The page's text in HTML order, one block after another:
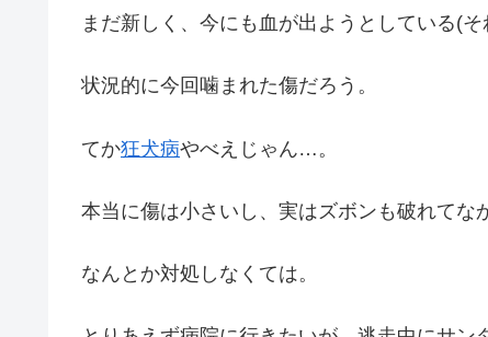
まだ新しく、今にも血が出ようとしている(そ
状況的に今回噛まれた傷だろう。
てか狂犬病やべえじゃん…。
本当に傷は小さいし、実はズボンも破れてな
なんとか対処しなくては。